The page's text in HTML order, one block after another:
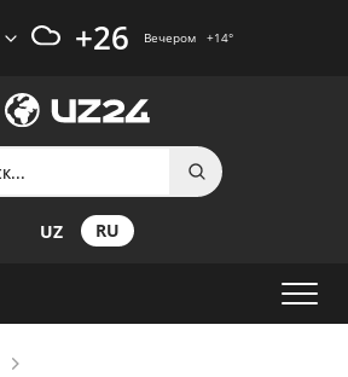
+26 Вечером +14°
UZ RU